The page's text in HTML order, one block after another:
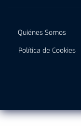
Quiénes Somos
Política de Cookies